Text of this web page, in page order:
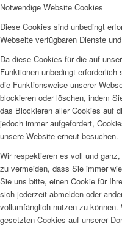
Notwendige Website Cookies
Diese Cookies sind unbedingt
Webseite verfügbaren Dienste
Da diese Cookies für die auf
Funktionen unbedingt
die Funktionsweise unserer
blockieren oder löschen, indem
das Blockieren aller Cookies auf
jedoch immer aufgefordert,
unsere Website erneut besuchen.
Wir respektieren es voll und
zu vermeiden, dass Sie immer
Sie uns bitte, einen Cookie für
sich jederzeit abmelden oder
vollumfänglich nutzen zu
gesetzten Cookies auf unserer